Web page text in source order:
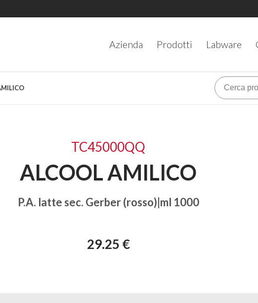
Azienda Prodotti Labware
TC45000QQ
ALCOOL AMILICO
P.A. latte sec. Gerber (rosso)|ml 1000
29.25 €